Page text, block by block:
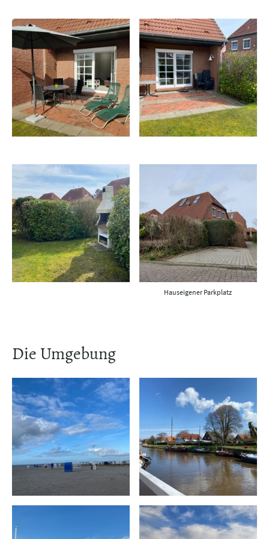
Hauseigener Parkplatz
Die Umgebung